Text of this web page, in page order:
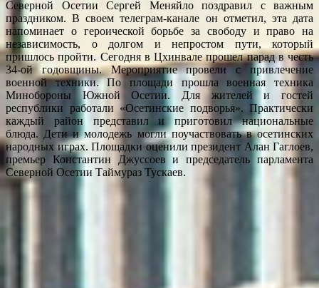
Северной Осетии Сергей Меняйло поздравил с важным
праздником. В своем телеграм-канале он отметил, эта дата
напоминает о героической борьбе за свободу и право на
независимость, о долгом и непростом пути, который
пришлось пройти. Сегодня в Цхинвале прошел парад в честь
34-ой годовщины. Мероприятие провели с привлечение
военной техники. По площади прошла военная техника
Минобороны Южной Осетии. Для жителей и гостей
республики работали «Осетинские подворья». Практически
каждый район представил и приготовил национальные
блюда. Дети и молодежь могли поучаствовать в осетинских
народных играх. Площадки оценили президент Алан Гаглоев,
премьер Константин Джуссоев и председатель парламента
Северной Осетии Таймураз Тускаев.